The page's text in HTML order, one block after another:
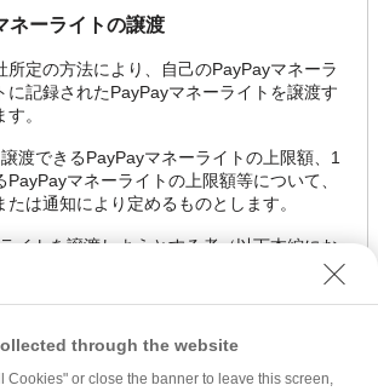
ネーライトの譲渡
所定の方法により、自己のPayPayマネーラ
に記録されたPayPayマネーライトを譲渡す
。
渡できるPayPayマネーライトの上限額、1
PayPayマネーライトの上限額等について、
たは通知により定めるものとします。
イトを譲渡しようとする者（以下本編にお
といいます）が当社所定の手続きを完了した
なる者（以下本編において「譲受人」といい
所定の手続きを完了した場合、当社は、譲渡
through the website
Cookies" or close the banner to leave this screen,